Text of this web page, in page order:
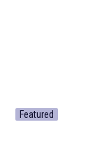
Featured